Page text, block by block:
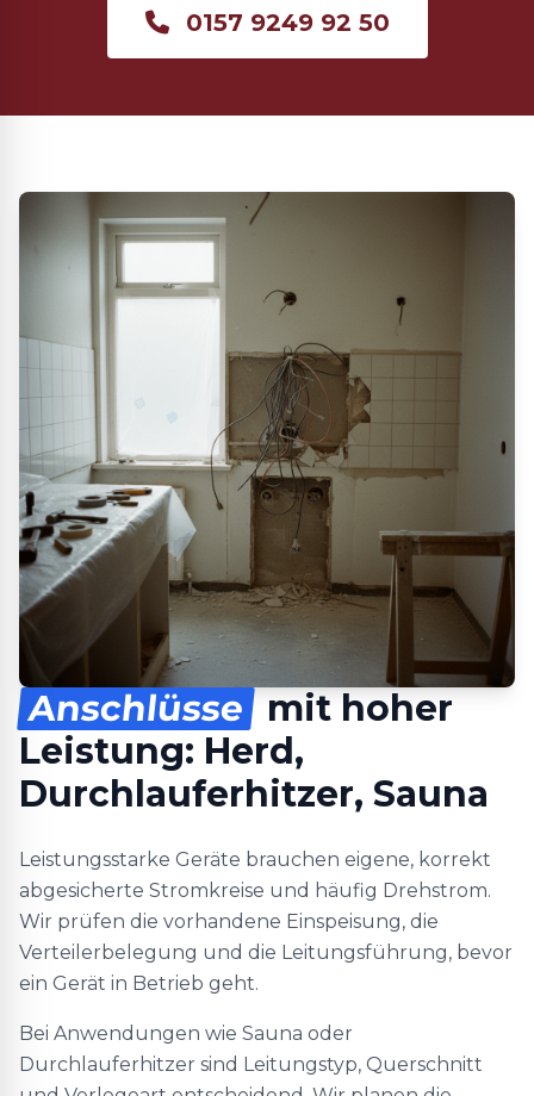
0157 9249 92 50
Anschlüsse
mit hoher
Leistung: Herd,
Durchlauferhitzer, Sauna
Leistungsstarke Geräte brauchen eigene, korrekt
abgesicherte Stromkreise und häufig Drehstrom.
Wir prüfen die vorhandene Einspeisung, die
Verteilerbelegung und die Leitungsführung, bevor
ein Gerät in Betrieb geht.
Bei Anwendungen wie Sauna oder
Durchlauferhitzer sind Leitungstyp, Querschnitt